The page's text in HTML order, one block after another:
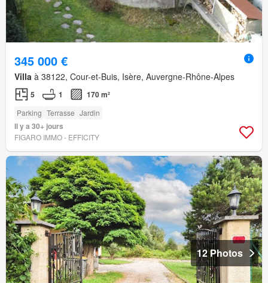
345 000 €
Villa à 38122, Cour-et-Buis, Isère, Auvergne-Rhône-Alpes
5 1 170 m²
Parking Terrasse Jardin
Il y a 30+ jours
FIGARO IMMO - EFFICITY
12 Photos